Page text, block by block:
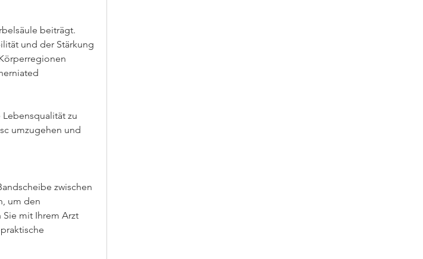
beiträgt.
und der Stärkung
zu
umzugehen und
zwischen
um den
mit Ihrem Arzt